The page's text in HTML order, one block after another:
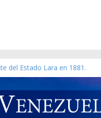
del Estado Lara en 1881.
de marzo de 2006 N° 38.394